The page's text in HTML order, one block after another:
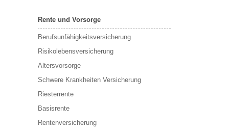
Rente und Vorsorge
Berufs­unfähigkeitsversicherung
Risikolebensversicherung
Altersvorsorge
Schwere Krankheiten Versicherung
Riesterrente
Basisrente
Rentenversicherung